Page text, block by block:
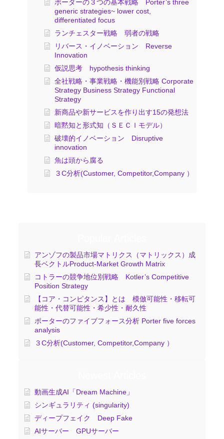
ポーターの３つの基本戦略 Porter’s three
generic strategies~ lower cost,
differentiated focus
ランチェスター戦略 弱者の戦略
リバース・イノベーション Reverse
Innovation
仮説思考 hypothesis thinking
全社戦略・事業戦略・機能別戦略 Corporate
Strategy Business Strategy Functional
Strategy
新商品や新サービスを作り出す15の発想法
暗黙知と形式知（ＳＥＣＩモデル）
破壊的イノベーション Disruptive
innovation
魚は頭から腐る
３C分析(Customer, Competitor,Company ）
アンゾフの製品市場マトリクス（マトリックス）成
長ベクトルProduct-Market Growth Matrix
コトラーの競争地位別戦略 Kotler’s Competitive
Position Strategy
【コア・コンピタンス】とは 模倣可能性・移転可
能性・代替可能性・希少性・耐久性
ポーターのファイブフォース分析 Porter five forces
analysis
３C分析(Customer, Competitor,Company ）
動画生成AI「Dream Machine」
シンギュラリティ (singularity)
ディープフェイク Deep Fake
AIサーバー GPUサーバー